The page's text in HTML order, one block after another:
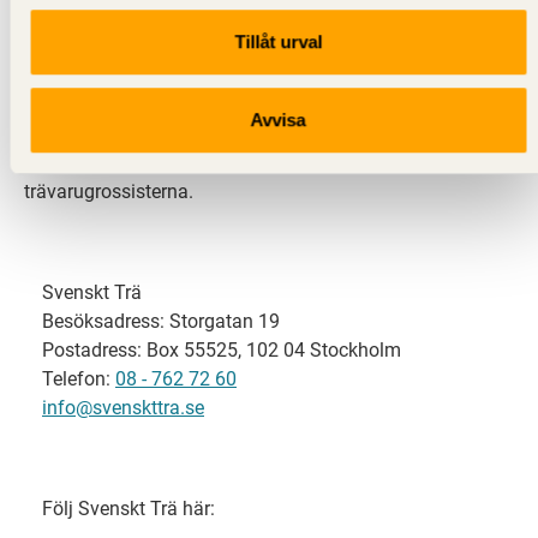
Tillåt urval
Avvisa
Svenskt Trä representerar svensk sågverksindustri
och är en del av branschorganisationen
svensk limträ-, KL-trä- och förpackningsindustri samt
trävarugrossisterna.
Svenskt Trä
Besöksadress: Storgatan 19
Postadress: Box 55525, 102 04 Stockholm
Telefon: 08 - 762 72 60
info@svenskttra.se
Följ Svenskt Trä här: